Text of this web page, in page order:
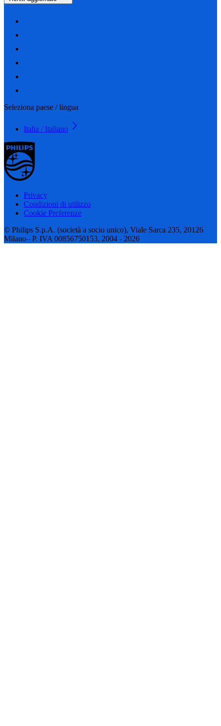
Seleziona paese / lingua
Italia / Italiano
Privacy
Condizioni di utilizzo
Cookie Preferenze
© Philips S.p.A. (società a socio unico), Viale Sarca 235, 20126
Milano– P. IVA 00856750153, 2004 - 2026